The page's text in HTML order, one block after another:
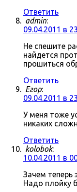
Ответить
admin:
09.04.2011 в
Не спешите
найдется
прошиться
Ответить
Егор:
09.04.2011 в
У меня тоже
никаких
Ответить
kolobok:
10.04.2011 в
Зачем теперь
Надо плойку